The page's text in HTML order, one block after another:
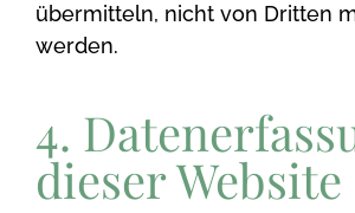
übermitteln, nicht von Dritten
werden.
4.
dieser Website